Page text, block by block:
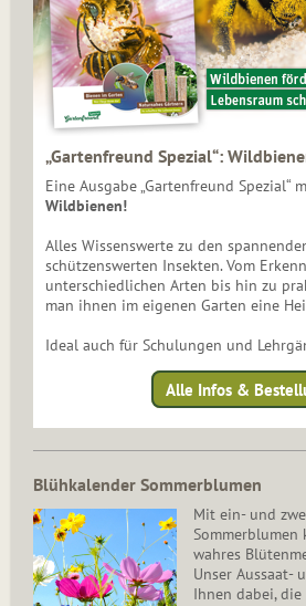
„Gartenfreund Spezial“:
Eine Ausgabe „Gartenfreund Spezial“
Wildbienen!
Alles Wissenswerte zu den
schützenswerten Insekten. Vom
unterschiedlichen Arten bis hin zu
man ihnen im eigenen Garten eine
Ideal auch für Schulungen und
Alle Infos &
Blühkalender Sommerblumen
Mit ein- und
Sommerblumen
wahres
Unser Aussaat-
Ihnen dabei, die